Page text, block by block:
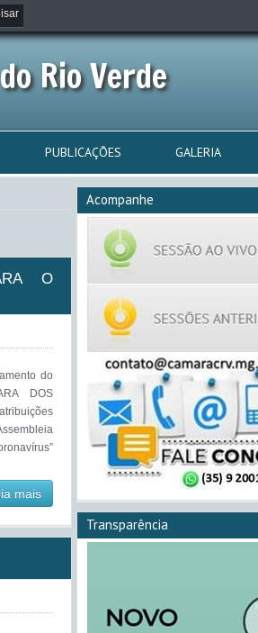
Rio Verde
PUBLICAÇÕES GALERIA
O
do
DOS
mais
Acompanhe
Transparência